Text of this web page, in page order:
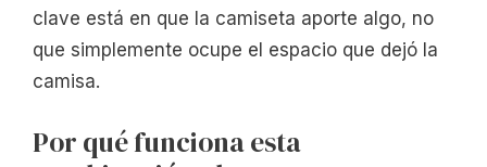
clave está en que la camiseta aporte algo, no
que simplemente ocupe el espacio que dejó la
camisa.
Por qué funciona esta